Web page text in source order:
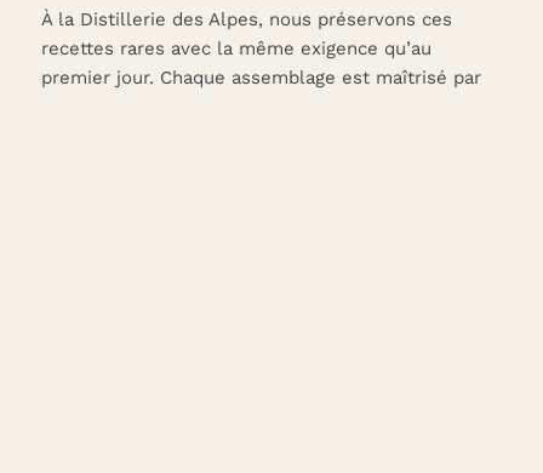
À la Distillerie des Alpes, nous préservons ces
recettes rares avec la même exigence qu’au
premier jour. Chaque assemblage est maîtrisé par